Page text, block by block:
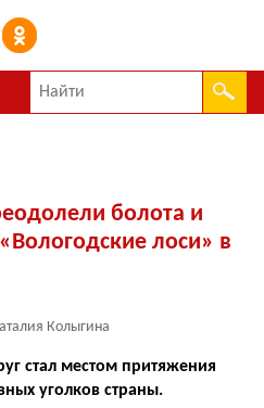
болота и
лоси» в
Колыгина
стал местом притяжения
уголков страны.